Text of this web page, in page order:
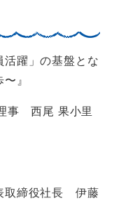
活躍」の基盤とな
』
事 西尾 果小里
取締役社長 伊藤